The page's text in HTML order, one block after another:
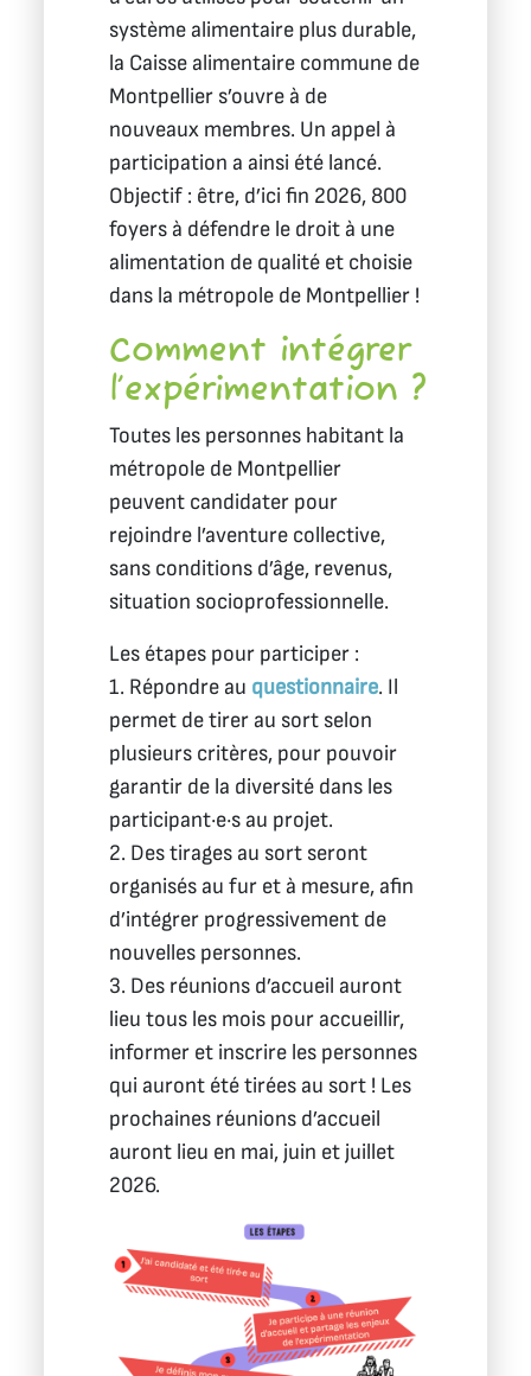
système alimentaire plus durable,
la Caisse alimentaire commune de
Montpellier s’ouvre à de
nouveaux membres. Un appel à
participation a ainsi été lancé.
Objectif : être, d’ici fin 2026, 800
foyers à défendre le droit à une
alimentation de qualité et choisie
dans la métropole de Montpellier !
Comment intégrer
l’expérimentation ?
Toutes les personnes habitant la
métropole de Montpellier
peuvent candidater pour
rejoindre l’aventure collective,
sans conditions d’âge, revenus,
situation socioprofessionnelle.
Les étapes pour participer :
1. Répondre au questionnaire. Il
permet de tirer au sort selon
plusieurs critères, pour pouvoir
garantir de la diversité dans les
participant·e·s au projet.
2. Des tirages au sort seront
organisés au fur et à mesure, afin
d’intégrer progressivement de
nouvelles personnes.
3. Des réunions d’accueil auront
lieu tous les mois pour accueillir,
informer et inscrire les personnes
qui auront été tirées au sort ! Les
prochaines réunions d’accueil
auront lieu en mai, juin et juillet
2026.